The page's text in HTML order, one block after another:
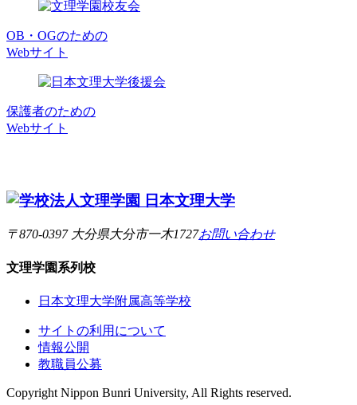
OB・OGのための
Webサイト
保護者のための
Webサイト
〒870-0397 大分県大分市一木1727お問い合わせ
文理学園系列校
日本文理大学附属高等学校
サイトの利用について
情報公開
教職員公募
Copyright Nippon Bunri University, All Rights reserved.